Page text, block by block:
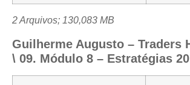
2 Arquivos; 130,083 MB
Guilherme Augusto – Traders
\ 09. Módulo 8 – Estratégias